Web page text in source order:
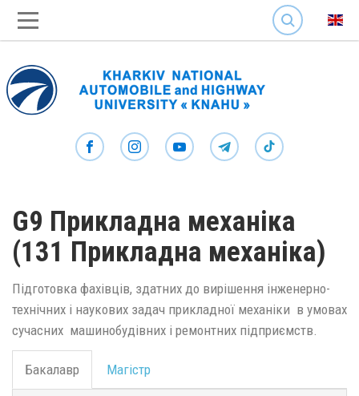
SEARCH
G9 Прикладна механіка
(131 Прикладна механіка)
Підготовка фахівців, здатних до вирішення інженерно-
технічних і наукових задач прикладної механіки в умовах
сучасних машинобудівних і ремонтних підприємств.
Бакалавр Магістр